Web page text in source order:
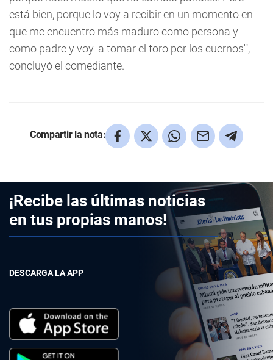
está bien, porque lo voy a recibir en un momento en
que me encuentro más maduro como persona y
como padre y voy 'a tomar el toro por los cuernos'",
concluyó el comediante.
Compartir la nota:
¡Recibe las últimas noticias
en tus propias manos!
DESCARGA LA APP